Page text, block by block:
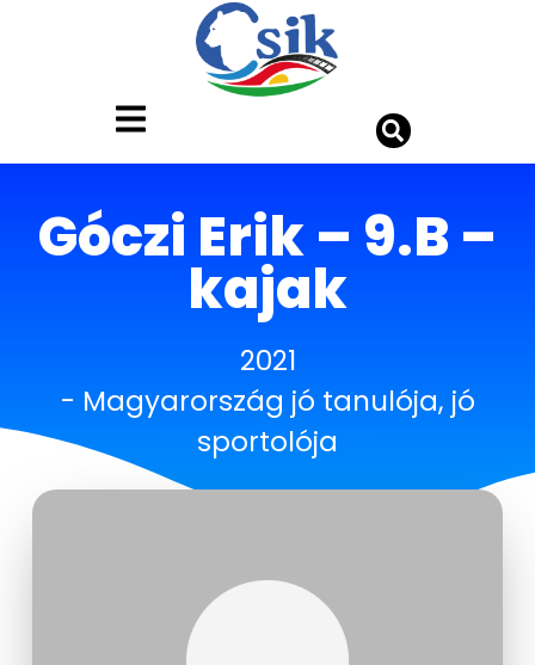
Góczi Erik – 9.B –
kajak
2021
- Magyarország jó tanulója, jó
sportolója